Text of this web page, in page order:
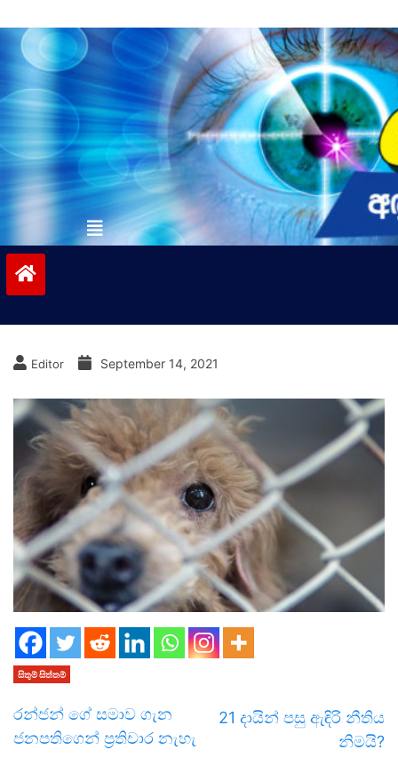
to
contentvinivida.lk
Editor September 14, 2021
සිතුම් සිත්තම්
රන්ජන් ගේ සමාව ගැන
ජනපතිගෙන් ප්‍රතිචාර නැහැ
21 දායින් පසු ඇඳිරි නීතිය
නිමයි?